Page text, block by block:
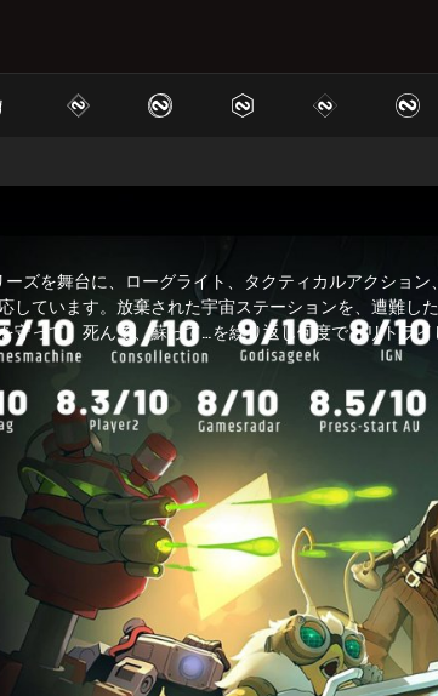
ズを舞台に、ローグライト、タクティカルアクショ
ています。放棄された宇宙ステーションを、遭難し
って、死んで、蘇って…を繰り返し何度でもリトラ